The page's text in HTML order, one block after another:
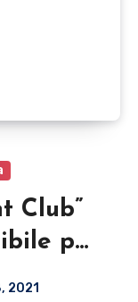
Club”
per
2021